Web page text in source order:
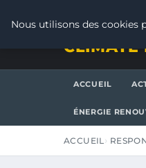
CLIMATE
ACCUEIL
ÉNERGIE
ACCUEIL
Nous utilisons des cookies